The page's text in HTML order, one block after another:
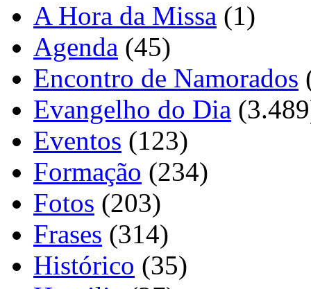
A Hora da Missa (1)
Agenda (45)
Encontro de Namorados
Evangelho do Dia
Eventos (123)
Formação (234)
Fotos (203)
Frases (314)
Histórico (35)